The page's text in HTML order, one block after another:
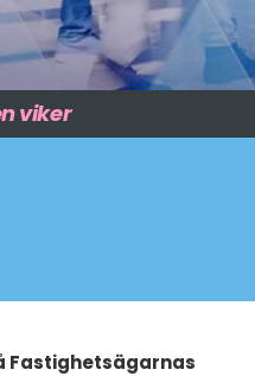
viker
Fastighetsägarnas